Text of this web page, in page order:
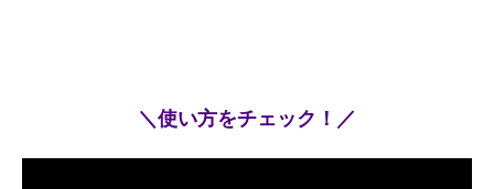
＼使い方をチェック！／